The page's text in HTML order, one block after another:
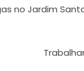
no Jardim